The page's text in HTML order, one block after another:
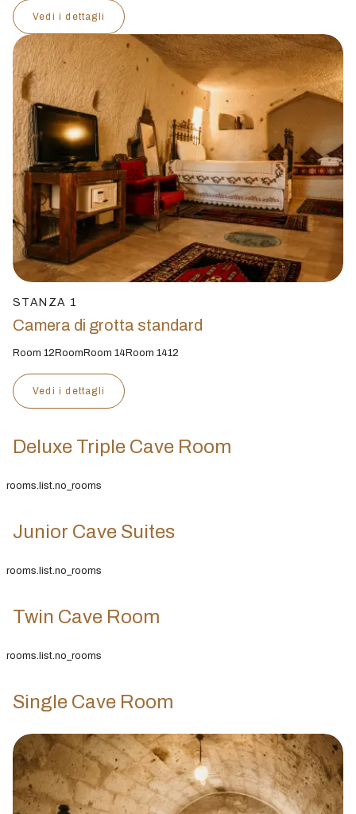
Vedi i dettagli
STANZA 1
Camera di grotta standard
Room 12RoomRoom 14Room 1412
Vedi i dettagli
Deluxe Triple Cave Room
rooms.list.no_rooms
Junior Cave Suites
rooms.list.no_rooms
Twin Cave Room
rooms.list.no_rooms
Single Cave Room